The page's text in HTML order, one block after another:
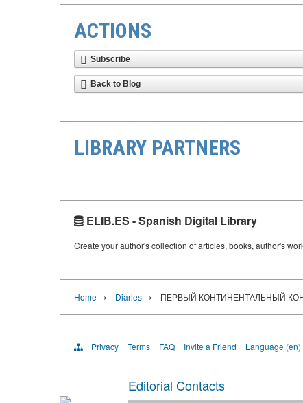
ACTIONS
Subscribe
Back to Blog
LIBRARY PARTNERS
ELIB.ES - Spanish Digital Library
Create your author's collection of articles, books, author's
Home › Diaries › ПЕРВЫЙ КОНТИНЕНТАЛЬНЫЙ
Privacy Terms FAQ Invite a Friend Language (en)
Editorial Contacts